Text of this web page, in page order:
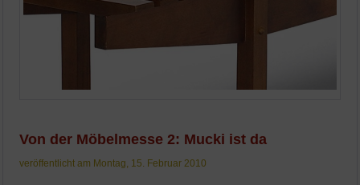
Von der Möbelmesse 2: Mucki ist da
veröffentlicht am Montag, 15. Februar 2010